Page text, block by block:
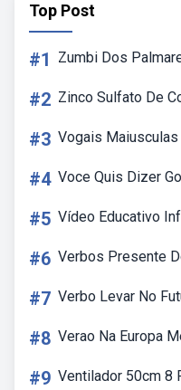
Top Post
#1 Zumbi Dos
#2 Zinco Sulfato De
#3 Vogais
#4 Voce Quis Dizer
#5 Vídeo Educativo
#6 Verbos Presente
#7 Verbo Levar No
#8 Verao Na Europa
#9 Ventilador 50cm 8